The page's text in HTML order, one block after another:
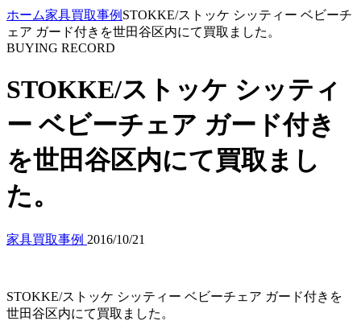
ホーム家具買取事例 STOKKE/ストッケ シッティー ベビーチ
ェア ガード付きを世田谷区内にて買取ました。
BUYING RECORD
STOKKE/ストッケ シッティ
ー ベビーチェア ガード付き
を世田谷区内にて買取まし
た。
家具買取事例 2016/10/21
STOKKE/ストッケ シッティー ベビーチェア ガード付きを
世田谷区内にて買取ました。